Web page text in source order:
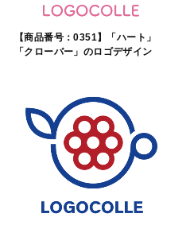
【商品番号：0351】「ハート」
「クローバー」のロゴデザイン